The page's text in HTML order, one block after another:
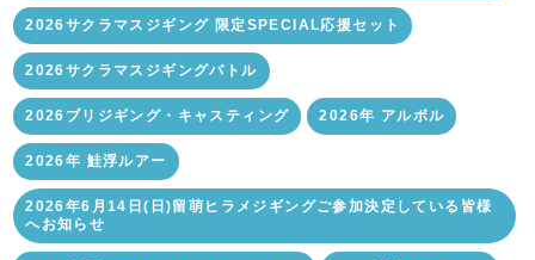
2026サクラマスジギング 限定SPECIAL応援セット
2026サクラマスジギングバトル
2026ブリジギング・キャスティング 2026年 アルボル
2026年 鮭浮ルアー
2026年6月14日(日)留萌ヒラメジギングご参加決定している皆様
へお知らせ